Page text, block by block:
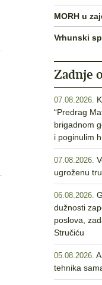
MORH u
Vrhunski
Zadnje
07.08.2026.
“Predrag
brigadnom
i poginulim
07.08.2026.
ugroženu
06.08.2026.
dužnosti
poslova,
Stručiću
05.08.2026.
tehnika